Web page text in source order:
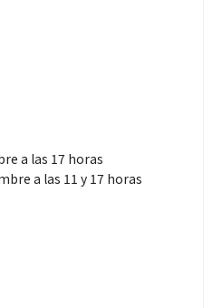
a las 17 horas
a las 11 y 17 horas